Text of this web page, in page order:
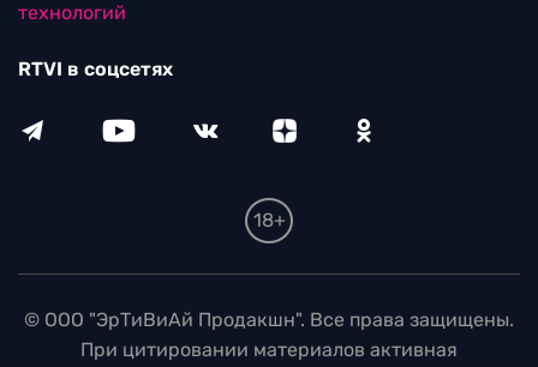
технологий
RTVI в соцсетях
18+
© ООО "ЭрТиВиАй Продакшн". Все права защищены.
При цитировании материалов активная